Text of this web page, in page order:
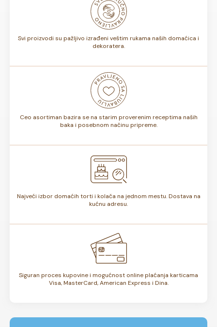
biti od 7 do 10 dana. Rok trajanja je istaknut na deklaraciji
Svi proizvodi su pažljivo izrađeni veštim rukama naših domaćica i
dekoratera.
Ceo asortiman bazira se na starim proverenim receptima naših
baka i posebnom načinu pripreme.
Najveći izbor domaćih torti i kolača na jednom mestu. Dostava na
kućnu adresu.
Siguran proces kupovine i mogućnost online plaćanja karticama
Visa, MasterCard, American Express i Dina.